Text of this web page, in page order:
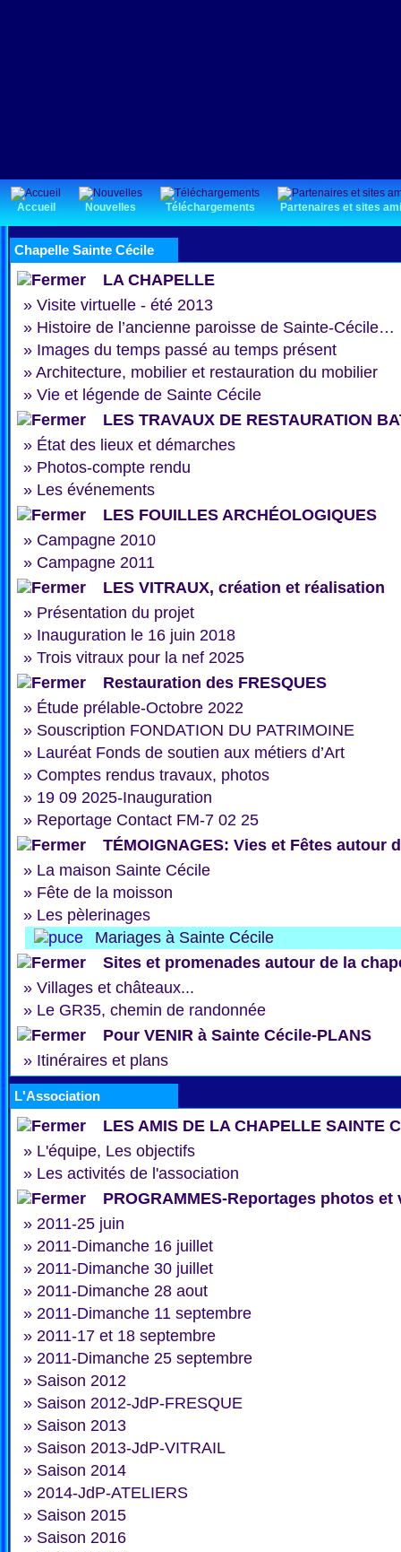
Accueil Nouvelles Téléchargements Partenaires et sites
Chapelle Sainte Cécile
LA CHAPELLE
» Visite virtuelle - été 2013
» Histoire de l’ancienne paroisse de Sainte-Cécile…
» Images du temps passé au temps présent
» Architecture, mobilier et restauration du mobilier
» Vie et légende de Sainte Cécile
LES TRAVAUX DE RESTAURATION
» État des lieux et démarches
» Photos-compte rendu
» Les événements
LES FOUILLES ARCHÉOLOGIQUES
» Campagne 2010
» Campagne 2011
LES VITRAUX, création et réalisation
» Présentation du projet
» Inauguration le 16 juin 2018
» Trois vitraux pour la nef 2025
Restauration des FRESQUES
» Étude prélable-Octobre 2022
» Souscription FONDATION DU PATRIMOINE
» Lauréat Fonds de soutien aux métiers d’Art
» Comptes rendus travaux, photos
» 19 09 2025-Inauguration
» Reportage Contact FM-7 02 25
TÉMOIGNAGES: Vies et Fêtes autour
» La maison Sainte Cécile
» Fête de la moisson
» Les pèlerinages
Mariages à Sainte Cécile
Sites et promenades autour de la
» Villages et châteaux...
» Le GR35, chemin de randonnée
Pour VENIR à Sainte Cécile-PLANS
» Itinéraires et plans
L'Association
LES AMIS DE LA CHAPELLE SAINTE
» L'équipe, Les objectifs
» Les activités de l'association
PROGRAMMES-Reportages photos et
» 2011-25 juin
» 2011-Dimanche 16 juillet
» 2011-Dimanche 30 juillet
» 2011-Dimanche 28 aout
» 2011-Dimanche 11 septembre
» 2011-17 et 18 septembre
» 2011-Dimanche 25 septembre
» Saison 2012
» Saison 2012-JdP-FRESQUE
» Saison 2013
» Saison 2013-JdP-VITRAIL
» Saison 2014
» 2014-JdP-ATELIERS
» Saison 2015
» Saison 2016